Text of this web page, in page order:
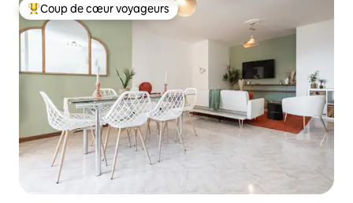
Coups de cœur voyageurs les plus appréciés
Coup de cœur voyageurs